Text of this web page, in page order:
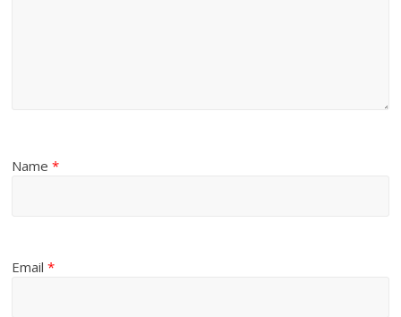
Name*
Email*